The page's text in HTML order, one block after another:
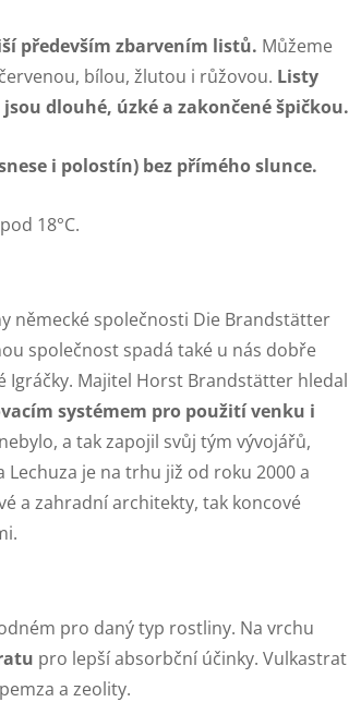
především zbarvením listů. Můžeme
bílou, žlutou i růžovou. Listy
dlouhé, úzké a zakončené špičkou.
i polostín) bez přímého slunce.
18°C.
německé společnosti Die Brandstätter
společnost spadá také u nás dobře
Igráčky. Majitel Horst Brandstätter hledal
systémem pro použití venku i
a tak zapojil svůj tým vývojářů,
je na trhu již od roku 2000 a
a zahradní architekty, tak koncové
pro daný typ rostliny. Na vrchu
pro lepší absorbční účinky. Vulkastrat
a zeolity.